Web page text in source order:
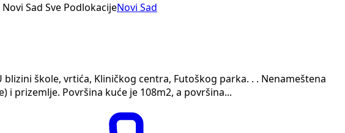
Novi Sad Sve PodlokacijeNovi Sad
blizini škole, vrtića, Kliničkog centra, Futoškog parka. . . Nenameštena
prizemlje. Površina kuće je 108m2, a površina...